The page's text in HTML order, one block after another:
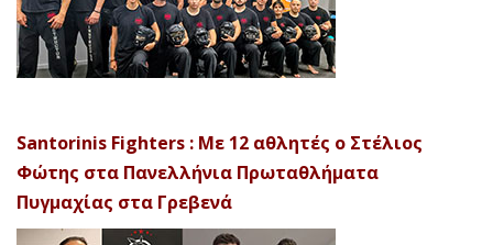
Santorinis Fighters : Με 12 αθλητές ο Στέλιος
Φώτης στα Πανελλήνια Πρωταθλήματα
Πυγμαχίας στα Γρεβενά